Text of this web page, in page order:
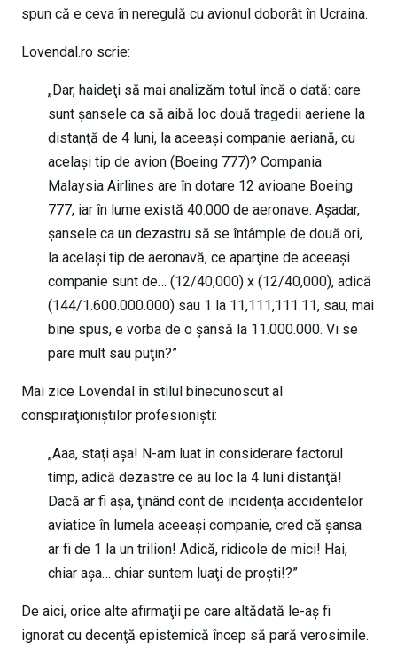
spun că e ceva în neregulă cu avionul doborât în Ucraina.
Lovendal.ro scrie:
„Dar, haideţi să mai analizăm totul încă o dată: care
sunt şansele ca să aibă loc două tragedii aeriene la
distanţă de 4 luni, la aceeaşi companie aeriană, cu
acelaşi tip de avion (Boeing 777)? Compania
Malaysia Airlines are în dotare 12 avioane Boeing
777, iar în lume există 40.000 de aeronave. Aşadar,
şansele ca un dezastru să se întâmple de două ori,
la acelaşi tip de aeronavă, ce aparţine de aceeaşi
companie sunt de… (12/40,000) x (12/40,000), adică
(144/1.600.000.000) sau 1 la 11,111,111.11, sau, mai
bine spus, e vorba de o şansă la 11.000.000. Vi se
pare mult sau puţin?”
Mai zice Lovendal în stilul binecunoscut al
conspiraţioniştilor profesionişti:
„Aaa, staţi aşa! N-am luat în considerare factorul
timp, adică dezastre ce au loc la 4 luni distanţă!
Dacă ar fi aşa, ţinând cont de incidenţa accidentelor
aviatice în lumela aceeaşi companie, cred că şansa
ar fi de 1 la un trilion! Adică, ridicole de mici! Hai,
chiar aşa… chiar suntem luaţi de proşti!?”
De aici, orice alte afirmaţii pe care altădată le-aş fi
ignorat cu decenţă epistemică încep să pară verosimile.